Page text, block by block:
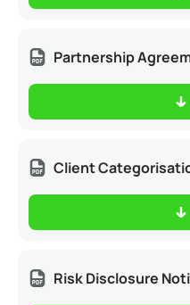
Partnership
Client
Risk Disclosure